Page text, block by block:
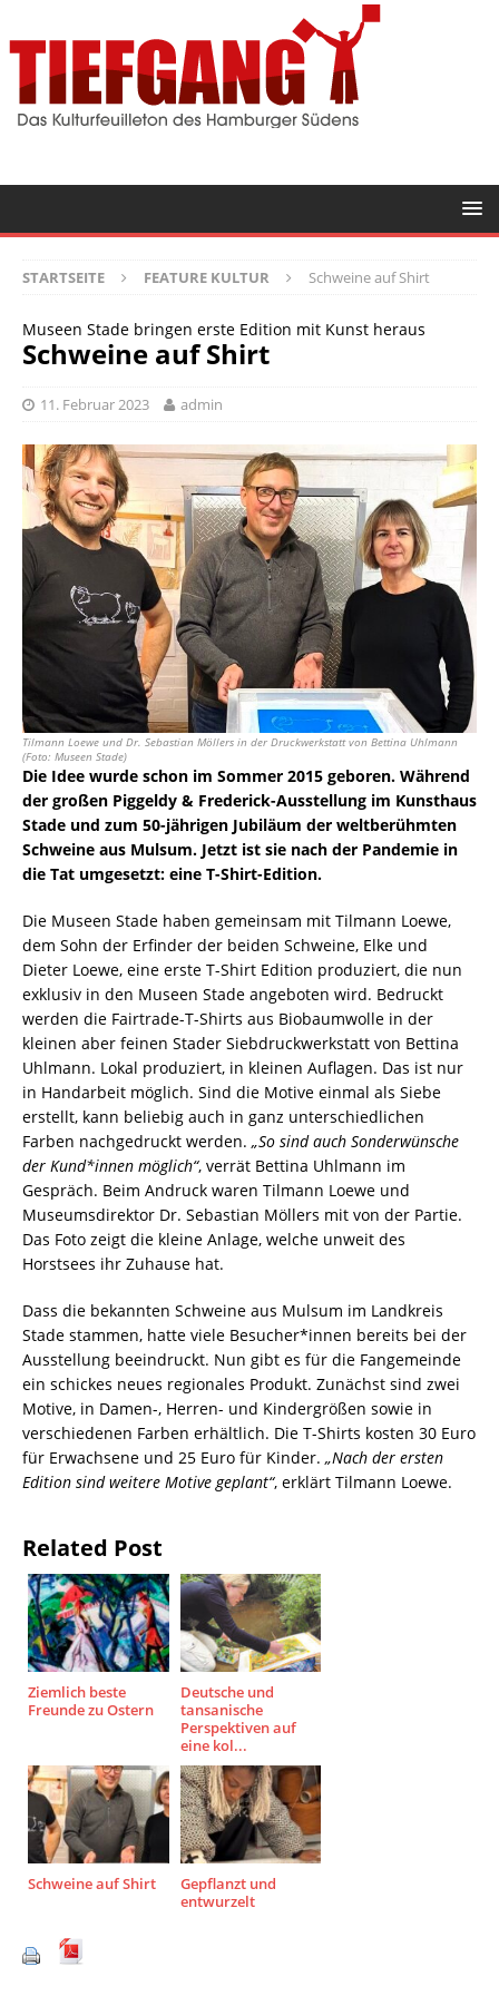
STARTSEITE FEATURE KULTUR Schweine auf Shirt
Museen Stade bringen erste Edition mit Kunst heraus
Schweine auf Shirt
11. Februar 2023 admin
Tilmann Loewe und Dr. Sebastian Möllers in der Druckwerkstatt von Bettina Uhlmann
(Foto: Museen Stade)
Die Idee wurde schon im Sommer 2015 geboren. Während
der großen Piggeldy & Frederick-Ausstellung im Kunsthaus
Stade und zum 50-jährigen Jubiläum der weltberühmten
Schweine aus Mulsum. Jetzt ist sie nach der Pandemie in
die Tat umgesetzt: eine T-Shirt-Edition.
Die Museen Stade haben gemeinsam mit Tilmann Loewe,
dem Sohn der Erfinder der beiden Schweine, Elke und
Dieter Loewe, eine erste T-Shirt Edition produziert, die nun
exklusiv in den Museen Stade angeboten wird. Bedruckt
werden die Fairtrade-T-Shirts aus Biobaumwolle in der
kleinen aber feinen Stader Siebdruckwerkstatt von Bettina
Uhlmann. Lokal produziert, in kleinen Auflagen. Das ist nur
in Handarbeit möglich. Sind die Motive einmal als Siebe
erstellt, kann beliebig auch in ganz unterschiedlichen
Farben nachgedruckt werden. „So sind auch Sonderwünsche
der Kund*innen möglich“, verrät Bettina Uhlmann im
Gespräch. Beim Andruck waren Tilmann Loewe und
Museumsdirektor Dr. Sebastian Möllers mit von der Partie.
Das Foto zeigt die kleine Anlage, welche unweit des
Horstsees ihr Zuhause hat.
Dass die bekannten Schweine aus Mulsum im Landkreis
Stade stammen, hatte viele Besucher*innen bereits bei der
Ausstellung beeindruckt. Nun gibt es für die Fangemeinde
ein schickes neues regionales Produkt. Zunächst sind zwei
Motive, in Damen-, Herren- und Kindergrößen sowie in
verschiedenen Farben erhältlich. Die T-Shirts kosten 30 Euro
für Erwachsene und 25 Euro für Kinder. „Nach der ersten
Edition sind weitere Motive geplant“, erklärt Tilmann Loewe.
Related Post
Ziemlich beste
Freunde zu Ostern
Deutsche und
tansanische
Perspektiven auf
eine kol...
Schweine auf Shirt
Gepflanzt und
entwurzelt